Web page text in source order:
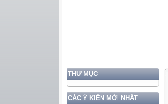
THƯ MỤC
CÁC Ý KIẾN MỚI NHẤT